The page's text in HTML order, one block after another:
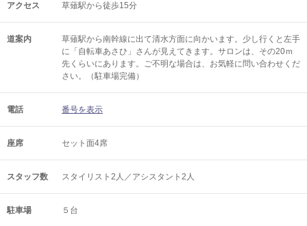
アクセス 草薙駅から徒歩15分
道案内
草薙駅から南幹線に出て清水方面に向かいます。少し行くと左手
に「自転車あさひ」さんが見えてきます。サロンは、その20ｍ
先くらいにあります。ご不明な場合は、お気軽に問い合わせくだ
さい。（駐車場完備）
電話 番号を表示
座席 セット面4席
スタッフ数 スタイリスト2人／アシスタント2人
駐車場 ５台